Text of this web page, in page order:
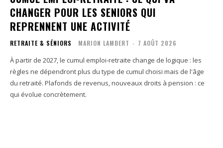
CHANGER POUR LES SENIORS QUI
REPRENNENT UNE ACTIVITÉ
RETRAITE & SÉNIORS MARION LAMBERT - 7 AOÛT 2026
À partir de 2027, le cumul emploi-retraite change de logique : les
règles ne dépendront plus du type de cumul choisi mais de l'âge
du retraité. Plafonds de revenus, nouveaux droits à pension : ce
qui évolue concrètement.